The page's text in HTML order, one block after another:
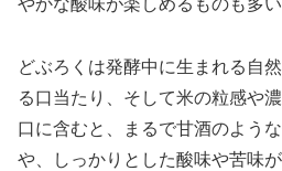
やかな酸味が楽しめるものも多い
どぶろくは発酵中に生まれる自
る口当たり、そして米の粒感や
口に含むと、まるで甘酒のよう
や、しっかりとした酸味や苦味